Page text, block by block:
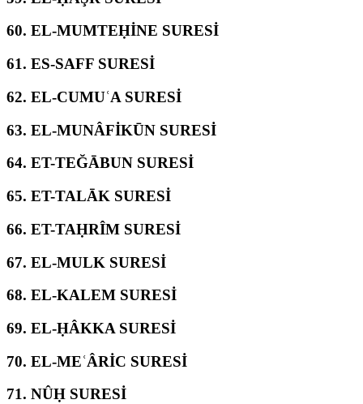
60. EL-MUMTEḤİNE SURESİ
61. ES-SAFF SURESİ
62. EL-CUMUʿA SURESİ
63. EL-MUNÂFİKŪN SURESİ
64. ET-TEĞĀBUN SURESİ
65. ET-TALĀK SURESİ
66. ET-TAḤRÎM SURESİ
67. EL-MULK SURESİ
68. EL-KALEM SURESİ
69. EL-ḤÂKKA SURESİ
70. EL-MEʿÂRİC SURESİ
71. NÛḤ SURESİ